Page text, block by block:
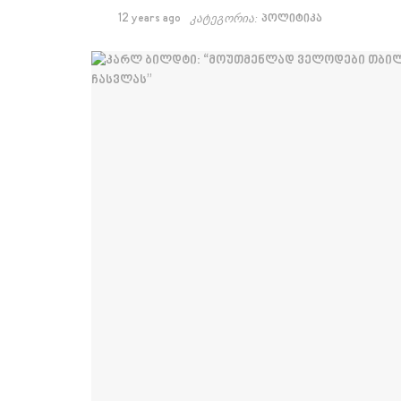
12 years ago კატეგორია: პოლიტიკა